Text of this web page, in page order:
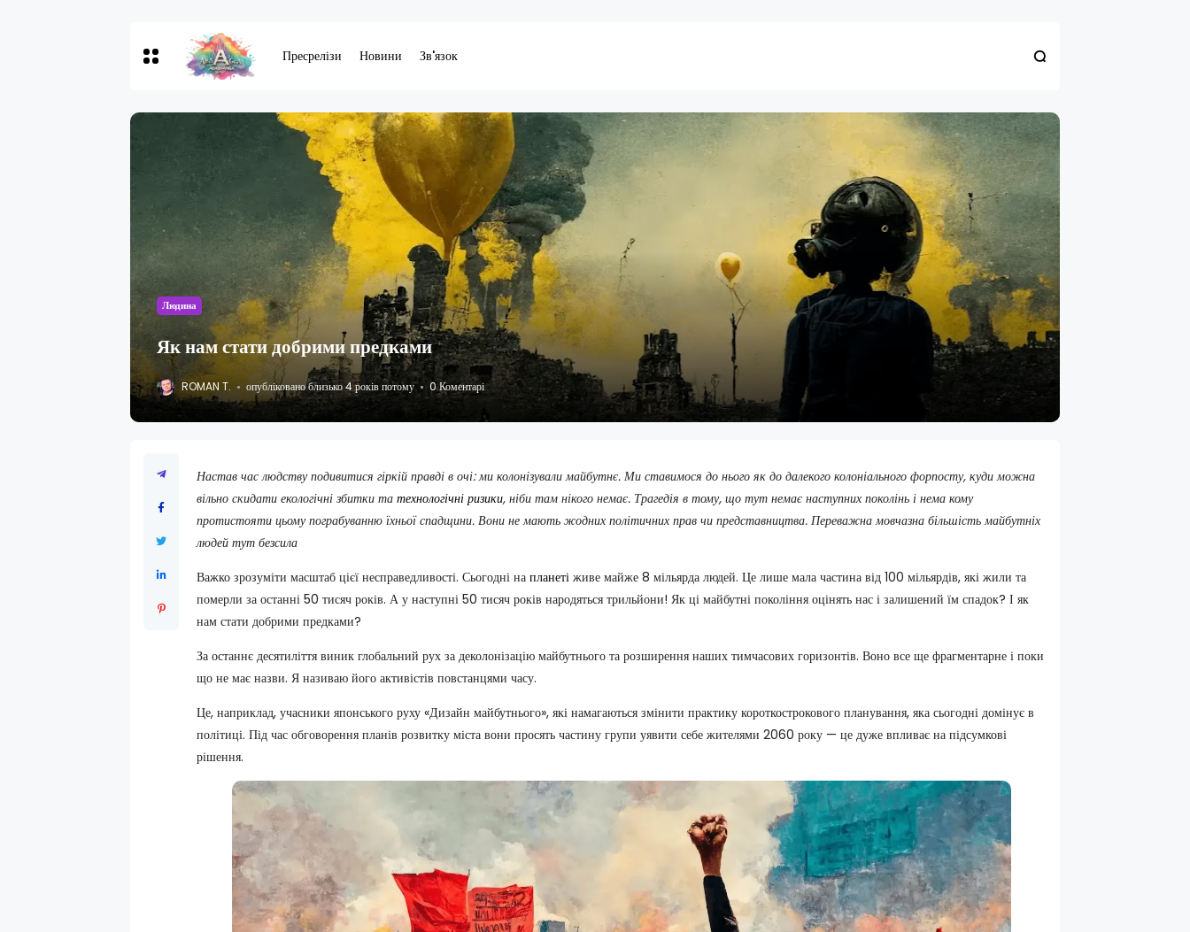
Пресрелізи Новини Зв'язок
Людина
Як нам стати добрими предками
ROMAN T. опубліковано близько 4 років потому 0 Коментарі
Настав час людству подивитися гіркій правді в очі: ми колонізували майбутнє. Ми ставимося до нього як до далекого колоніального форпосту, куди можна
вільно скидати екологічні збитки та технологічні ризики, ніби там нікого немає. Трагедія в тому, що тут немає наступних поколінь і нема кому
протистояти цьому пограбуванню їхньої спадщини. Вони не мають жодних політичних прав чи представництва. Переважна мовчазна більшість майбутніх
людей тут безсила
Важко зрозуміти масштаб цієї несправедливості. Сьогодні на планеті живе майже 8 мільярда людей. Це лише мала частина від 100 мільярдів, які жили та
померли за останні 50 тисяч років. А у наступні 50 тисяч років народяться трильйони! Як ці майбутні покоління оцінять нас і залишений їм спадок? І як
нам стати добрими предками?
За останнє десятиліття виник глобальний рух за деколонізацію майбутнього та розширення наших тимчасових горизонтів. Воно все ще фрагментарне і поки
що не має назви. Я називаю його активістів повстанцями часу.
Це, наприклад, учасники японського руху «Дизайн майбутнього», які намагаються змінити практику короткострокового планування, яка сьогодні домінує в
політиці. Під час обговорення планів розвитку міста вони просять частину групи уявити себе жителями 2060 року — це дуже впливає на підсумкові
рішення.